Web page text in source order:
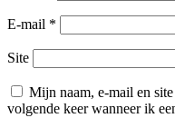
E-mail *
Site
Mijn naam, e-mail en
volgende keer wanneer ik